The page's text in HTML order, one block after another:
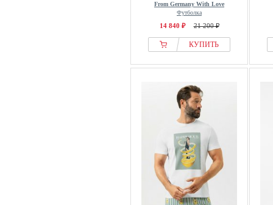
From Germany With Love
Футболка
14 840 ₽ 21 200 ₽
КУПИТЬ